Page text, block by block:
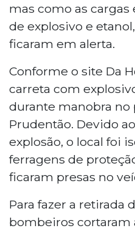
mas como as cargas
de explosivo e
ficaram em alerta.
Conforme o site Da
carreta com
durante manobra no
Prudentão. Devido
explosão, o local foi
ferragens de
ficaram presas no
Para fazer a retirada
bombeiros cortaram